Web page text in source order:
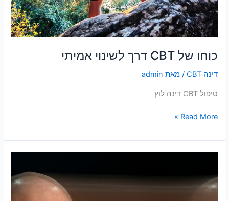
כוחו של CBT דרך לשינוי אמיתי
דינה CBT / מאת admin
טיפול CBT דינה לוץ
Read More »
אסטרטגיות
יעילות